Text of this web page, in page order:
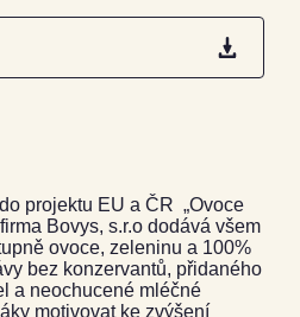
projektu EU a ČR „Ovoce
Bovys, s.r.o dodává všem
ovoce, zeleninu a 100%
bez konzervantů, přidaného
a neochucené mléčné
motivovat ke zvýšení